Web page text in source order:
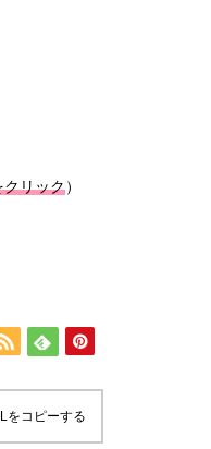
クリック）
をコピーする